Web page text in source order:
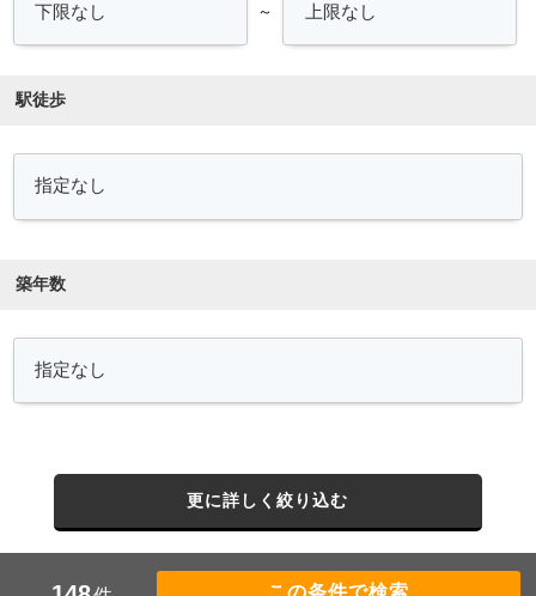
～
駅徒歩
築年数
更に詳しく絞り込む